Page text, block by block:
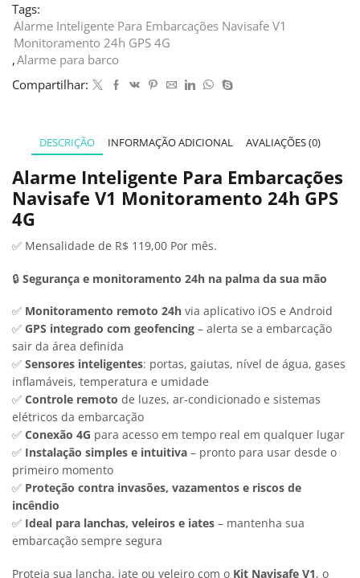
Tags:
Alarme Inteligente Para Embarcações Navisafe V1
Monitoramento 24h GPS 4G
,Alarme para barco
Compartilhar:
DESCRIÇÃO INFORMAÇÃO ADICIONAL AVALIAÇÕES (0)
Alarme Inteligente Para Embarcações
Navisafe V1 Monitoramento 24h GPS
4G
✅ Mensalidade de R$ 119,00 Por mês.
🔒 Segurança e monitoramento 24h na palma da sua mão
✅ Monitoramento remoto 24h via aplicativo iOS e Android
✅ GPS integrado com geofencing – alerta se a embarcação
sair da área definida
✅ Sensores inteligentes: portas, gaiutas, nível de água, gases
inflamáveis, temperatura e umidade
✅ Controle remoto de luzes, ar-condicionado e sistemas
elétricos da embarcação
✅ Conexão 4G para acesso em tempo real em qualquer lugar
✅ Instalação simples e intuitiva – pronto para usar desde o
primeiro momento
✅ Proteção contra invasões, vazamentos e riscos de
incêndio
✅ Ideal para lanchas, veleiros e iates – mantenha sua
embarcação sempre segura
Proteja sua lancha, iate ou veleiro com o Kit Navisafe V1, o